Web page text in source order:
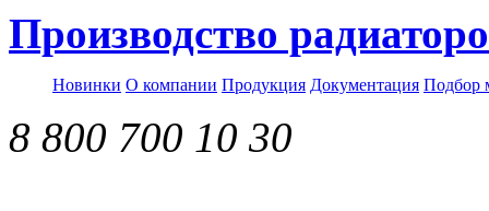
Производство
Новинки О компании Продукция Документация Подбор
8 800 700 10 30